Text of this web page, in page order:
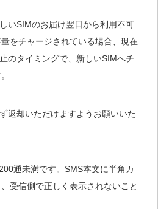
いSIMのお届け翌日から利用不可
をチャージされている場合、現在
のタイミングで、新しいSIMへチ
返却いただけますようお願いいた
通未満です。SMS本文に半角カ
受信側で正しく表示されないこと